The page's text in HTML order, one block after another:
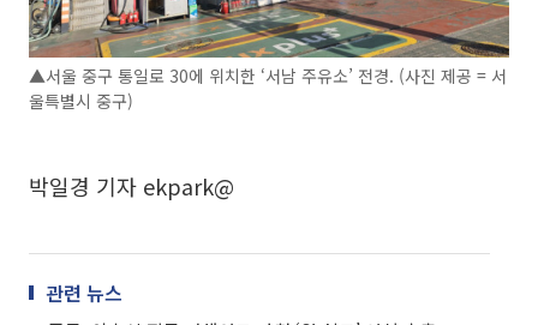
▲서울 중구 통일로 30에 위치한 ‘서남 주유소’ 전경. (사진 제공 = 서
울특별시 중구)
박일경 기자 ekpark@
관련 뉴스